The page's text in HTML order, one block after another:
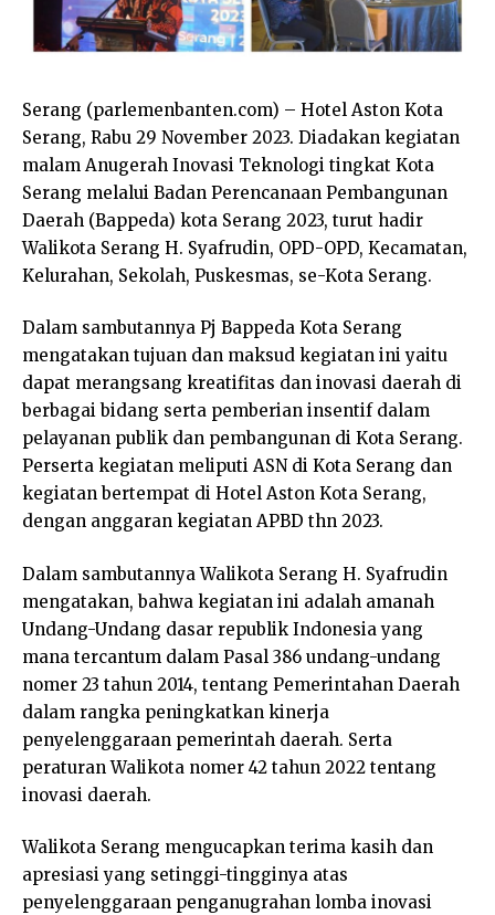
Serang (parlemenbanten.com) – Hotel Aston Kota
Serang, Rabu 29 November 2023. Diadakan kegiatan
malam Anugerah Inovasi Teknologi tingkat Kota
Serang melalui Badan Perencanaan Pembangunan
Daerah (Bappeda) kota Serang 2023, turut hadir
Walikota Serang H. Syafrudin, OPD-OPD, Kecamatan,
Kelurahan, Sekolah, Puskesmas, se-Kota Serang.
Dalam sambutannya Pj Bappeda Kota Serang
mengatakan tujuan dan maksud kegiatan ini yaitu
dapat merangsang kreatifitas dan inovasi daerah di
berbagai bidang serta pemberian insentif dalam
pelayanan publik dan pembangunan di Kota Serang.
Perserta kegiatan meliputi ASN di Kota Serang dan
kegiatan bertempat di Hotel Aston Kota Serang,
dengan anggaran kegiatan APBD thn 2023.
Dalam sambutannya Walikota Serang H. Syafrudin
mengatakan, bahwa kegiatan ini adalah amanah
Undang-Undang dasar republik Indonesia yang
mana tercantum dalam Pasal 386 undang-undang
nomer 23 tahun 2014, tentang Pemerintahan Daerah
dalam rangka peningkatkan kinerja
penyelenggaraan pemerintah daerah. Serta
peraturan Walikota nomer 42 tahun 2022 tentang
inovasi daerah.
Walikota Serang mengucapkan terima kasih dan
apresiasi yang setinggi-tingginya atas
penyelenggaraan penganugrahan lomba inovasi